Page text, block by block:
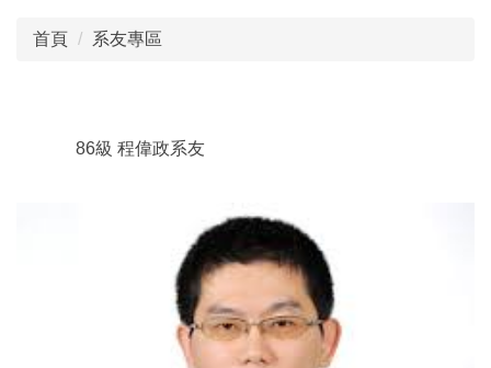
首頁 系友專區
86級 程偉政系友